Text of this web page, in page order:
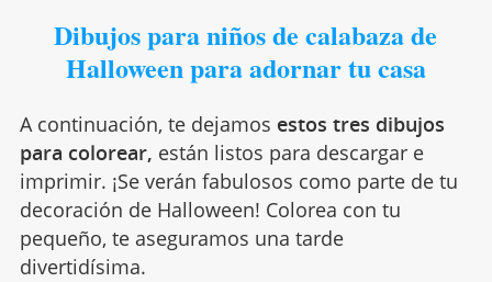
Dibujos para niños de calabaza de
Halloween para adornar tu casa
A continuación, te dejamos estos tres dibujos
para colorear, están listos para descargar e
imprimir. ¡Se verán fabulosos como parte de tu
decoración de Halloween! Colorea con tu
pequeño, te aseguramos una tarde
divertidísima.